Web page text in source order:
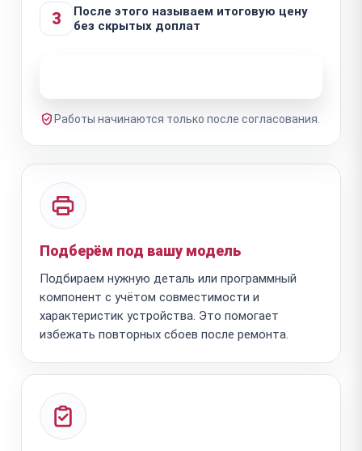
3
После этого называем итоговую цену
без скрытых доплат
Работы начинаются только после согласования.
Подберём под вашу модель
Подбираем нужную деталь или программный
компонент с учётом совместимости и
характеристик устройства. Это помогает
избежать повторных сбоев после ремонта.